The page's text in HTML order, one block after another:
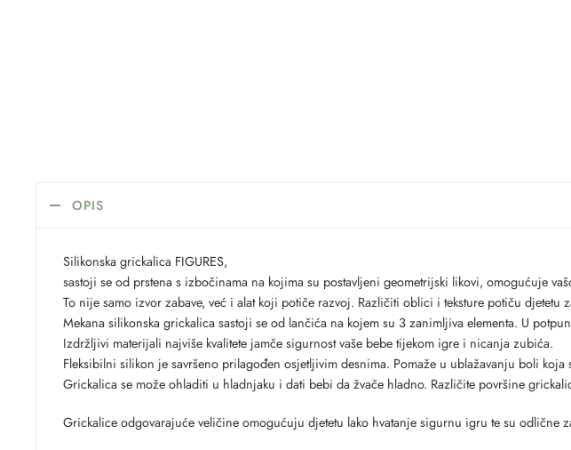
OPIS
Silikonska grickalica FIGURES,
sastoji se od prstena s izbočinama na kojima su postavljeni geometrijski likovi, omogućuje
To nije samo izvor zabave, već i alat koji potiče razvoj. Različiti oblici i teksture potiču
Mekana silikonska grickalica sastoji se od lančića na kojem su 3 zanimljiva elementa. U
Izdržljivi materijali najviše kvalitete jamče sigurnost vaše bebe tijekom igre i nicanja zubića.
Fleksibilni silikon je savršeno prilagođen osjetljivim desnima. Pomaže u ublažavanju boli
Grickalica se može ohladiti u hladnjaku i dati bebi da žvače hladno. Različite površine
Grickalice odgovarajuće veličine omogućuju djetetu lako hvatanje sigurnu igru te su odlične